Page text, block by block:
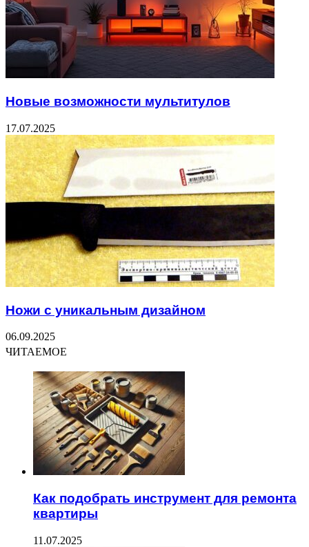
Новые возможности мультитулов
17.07.2025
Ножи с уникальным дизайном
06.09.2025
ЧИТАЕМОЕ
Как подобрать инструмент для ремонта
квартиры
11.07.2025